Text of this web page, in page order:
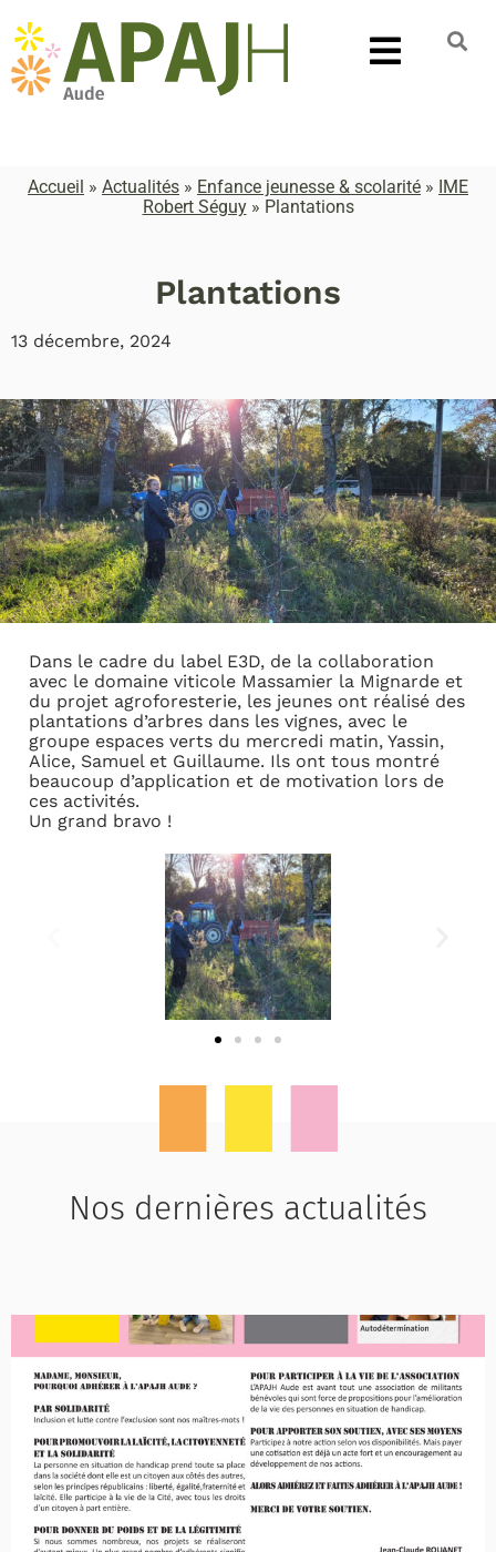
Accueil » Actualités » Enfance jeunesse & scolarité » IME
Robert Séguy» Plantations
Plantations
13 décembre, 2024
Dans le cadre du label E3D, de la collaboration
avec le domaine viticole Massamier la Mignarde et
du projet agroforesterie, les jeunes ont réalisé des
plantations d’arbres dans les vignes, avec le
groupe espaces verts du mercredi matin, Yassin,
Alice, Samuel et Guillaume. Ils ont tous montré
beaucoup d’application et de motivation lors de
ces activités.
Un grand bravo !
Nos dernières actualités